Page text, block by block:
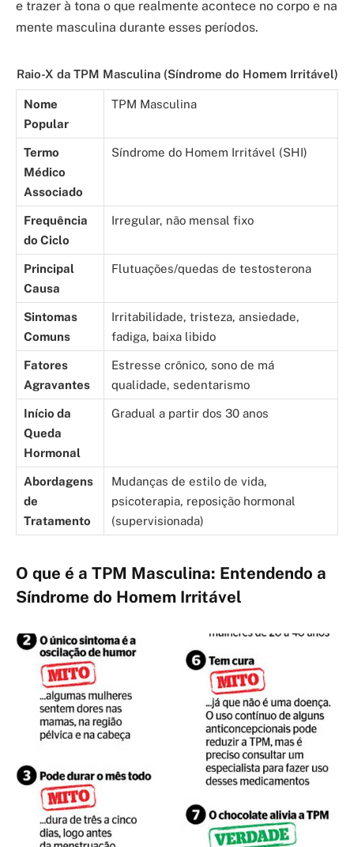
e trazer à tona o que realmente acontece no corpo e na
mente masculina durante esses períodos.
Raio-X da TPM Masculina (Síndrome do Homem Irritável)
Nome
Popular
TPM Masculina
Termo
Médico
Associado
Síndrome do Homem Irritável (SHI)
Frequência
do Ciclo
Irregular, não mensal fixo
Principal
Causa
Flutuações/quedas de testosterona
Sintomas
Comuns
Irritabilidade, tristeza, ansiedade,
fadiga, baixa libido
Fatores
Agravantes
Estresse crônico, sono de má
qualidade, sedentarismo
Início da
Queda
Hormonal
Gradual a partir dos 30 anos
Abordagens
de
Tratamento
Mudanças de estilo de vida,
psicoterapia, reposição hormonal
(supervisionada)
O que é a TPM Masculina: Entendendo a
Síndrome do Homem Irritável